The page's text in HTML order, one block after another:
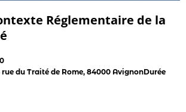
Réglementaire de la
rue du Traité de Rome, 84000 AvignonDurée